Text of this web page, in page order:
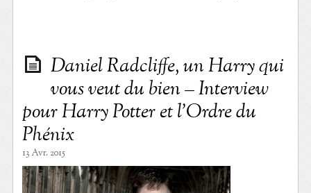
Daniel Radcliffe, un Harry qui
vous veut du bien – Interview
pour Harry Potter et l’Ordre du
Phénix
13 Avr. 2015